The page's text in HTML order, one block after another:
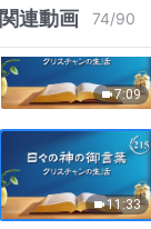
関連動画 74/90
7:09
11:33